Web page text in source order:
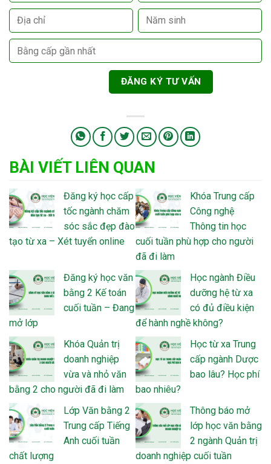
BÀI VIẾT LIÊN QUAN
Đăng ký học cấp
tốc ngành chăm
sóc sắc đẹp đào
tạo từ xa – Xét tuyển online
Khóa Trung cấp
Công nghệ
Thông tin học
cuối tuần phù hợp cho người
đã đi làm
Đăng ký học văn
bằng 2 Kế toán
cuối tuần – Đang
mở lớp
Học ngành Điều
dưỡng hệ từ xa
có đủ điều kiện
để hành nghề không?
Khóa Quản trị
doanh nghiệp
vừa và nhỏ văn
bằng 2 cho người đã đi làm
Học từ xa Trung
cấp ngành Dược
bao lâu? Học phí
bao nhiêu?
Lớp Văn bằng 2
Trung cấp Tiếng
Anh cuối tuần
chất lượng
Thông báo mở
lớp học văn bằng
2 ngành Quản trị
doanh nghiệp cuối tuần